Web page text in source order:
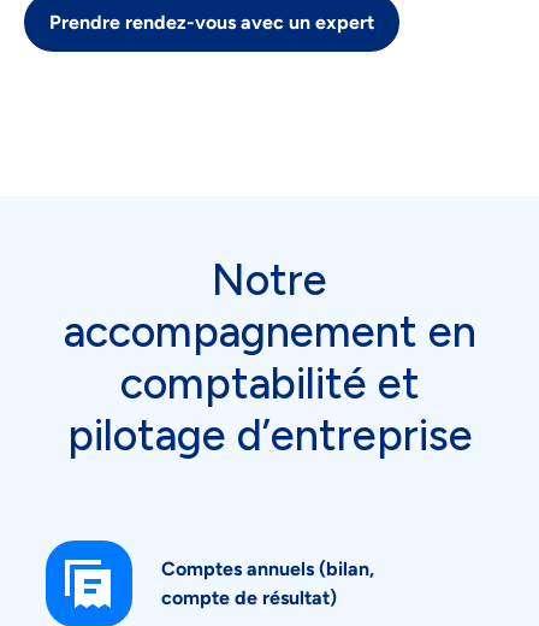
Prendre rendez-vous avec un expert
Notre
accompagnement en
comptabilité et
pilotage d’entreprise
Comptes annuels (bilan,
compte de résultat)